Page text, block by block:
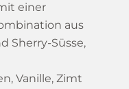
einer
aus
Sherry-Süsse,
Vanille, Zimt